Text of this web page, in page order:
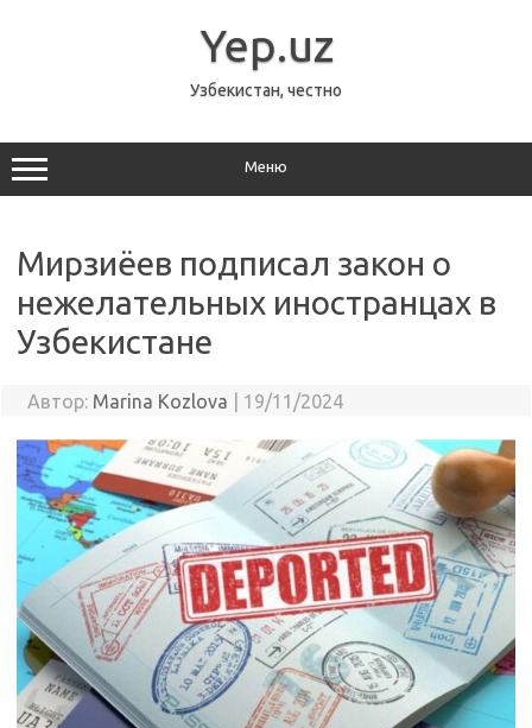
Yep.uz
Узбекистан, честно
Меню
Мирзиёев подписал закон о
нежелательных иностранцах в
Узбекистане
Автор: Marina Kozlova 19/11/2024